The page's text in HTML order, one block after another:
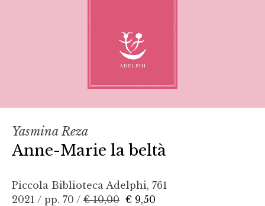
Yasmina Reza
Anne-Marie la beltà
Piccola Biblioteca Adelphi, 761
2021 / pp. 70 / € 10,00 € 9,50